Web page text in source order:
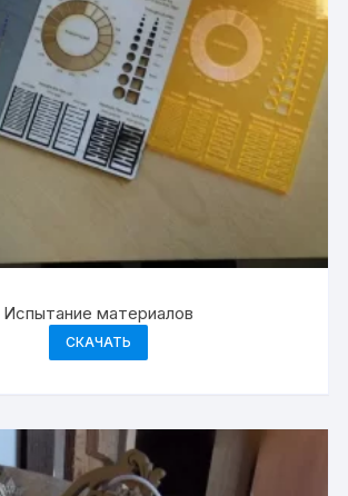
Испытание материалов
СКАЧАТЬ